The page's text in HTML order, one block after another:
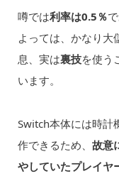
噂では利率は0.5％
よっては、かなり大
息、実は裏技を使う
います。
Switch本体には時計
作できるため、 故意
やしていたプレイヤ